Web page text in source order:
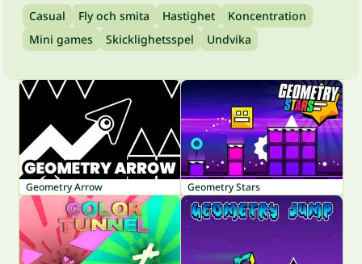
Casual Fly och smita Hastighet
Koncentration
Mini games
Skicklighetsspel Undvika
Geometry Arrow Geometry Stars